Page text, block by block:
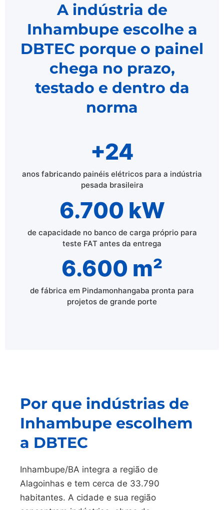
A indústria de
Inhambupe escolhe a
DBTEC porque o painel
chega no prazo,
testado e dentro da
norma
+24
anos fabricando painéis elétricos para a indústria
pesada brasileira
6.700 kW
de capacidade no banco de carga próprio para
teste FAT antes da entrega
6.600 m²
de fábrica em Pindamonhangaba pronta para
projetos de grande porte
Por que indústrias de
Inhambupe escolhem
a DBTEC
Inhambupe/BA integra a região de
Alagoinhas e tem cerca de 33.790
habitantes. A cidade e sua região